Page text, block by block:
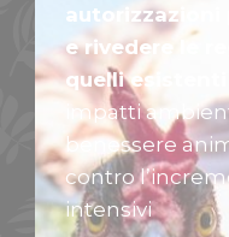
autorizzazioni
e rivedere le
quelli esistenti
impatti
benessere
contro
intensivi